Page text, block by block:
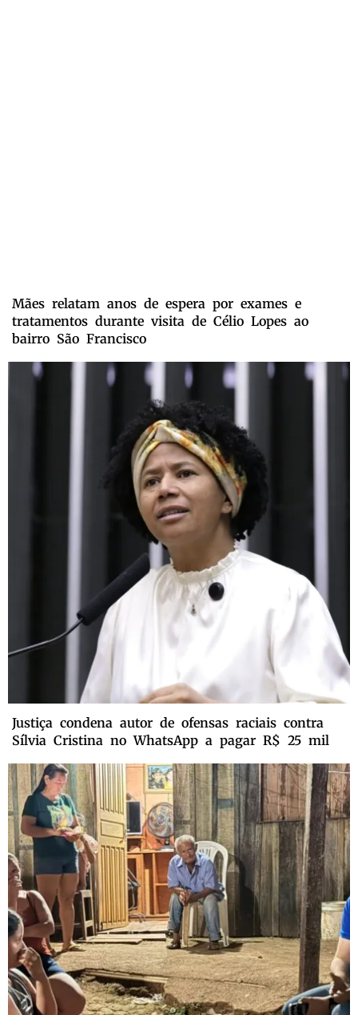
Mães relatam anos de espera por exames e
tratamentos durante visita de Célio Lopes ao
bairro São Francisco
Justiça condena autor de ofensas raciais contra
Sílvia Cristina no WhatsApp a pagar R$ 25 mil